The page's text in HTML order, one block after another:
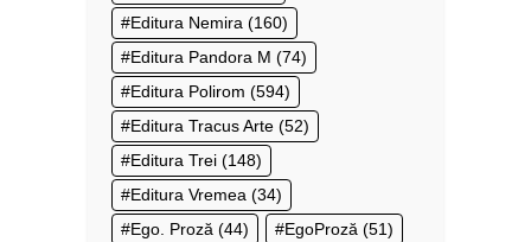
Editura Nemira (160)
Editura Pandora M (74)
Editura Polirom (594)
Editura Tracus Arte (52)
Editura Trei (148)
Editura Vremea (34)
Ego. Proză (44) EgoProză (51)